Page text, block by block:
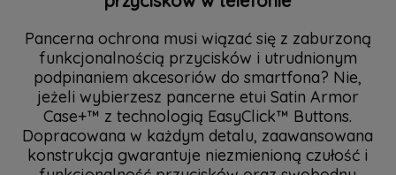
Pancerna ochrona musi wiązać się z zaburzoną
funkcjonalnością przycisków i utrudnionym
podpinaniem akcesoriów do smartfona? Nie,
jeżeli wybierzesz pancerne etui Satin Armor
Case+™ z technologią EasyClick™ Buttons.
Dopracowana w każdym detalu, zaawansowana
konstrukcja gwarantuje niezmienioną czułość i